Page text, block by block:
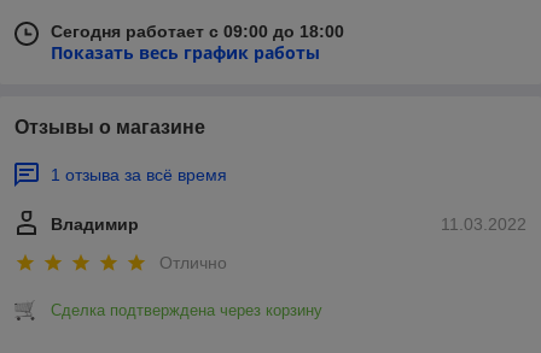
Сегодня работает с 09:00 до 18:00
Показать весь график работы
Отзывы о магазине
1 отзыва за всё время
11.03.2022
Владимир
Отлично
Сделка подтверждена через корзину